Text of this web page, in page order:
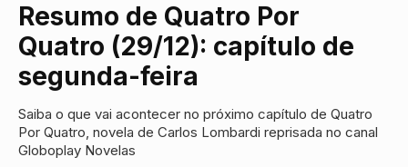
Resumo de Quatro Por
Quatro (29/12): capítulo de
segunda-feira
Saiba o que vai acontecer no próximo capítulo de Quatro
Por Quatro, novela de Carlos Lombardi reprisada no canal
Globoplay Novelas